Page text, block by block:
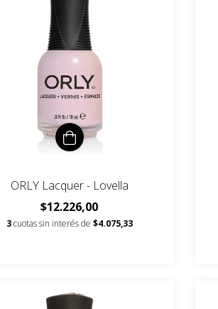
ORLY Lacquer - Lovella
$12.226,00
3cuotas sin interés de $4.075,33